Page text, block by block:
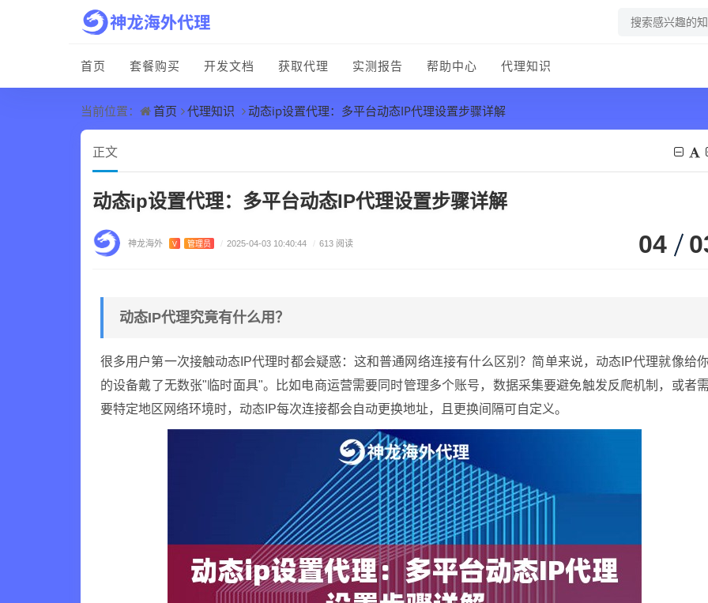
首页 套餐购买 开发文档 获取代理 实测报告 帮助中心 代理知识
当前位置： 首页 代理知识 动态ip设置代理：多平台动态IP代理设置步骤详解
正文
动态ip设置代理：多平台动态IP代理设置步骤详解
神龙海外 V 管理员 / 2025-04-03 10:40:44 / 613 阅读 04
动态IP代理究竟有什么用？
很多用户第一次接触动态IP代理时都会疑惑：这和普通网络连接有什么区别？简单来说，动态IP代理就像给
的设备戴了无数张"临时面具"。比如电商运营需要同时管理多个账号，数据采集要避免触发反爬机制，或者
要特定地区网络环境时，动态IP每次连接都会自动更换地址，且更换间隔可自定义。